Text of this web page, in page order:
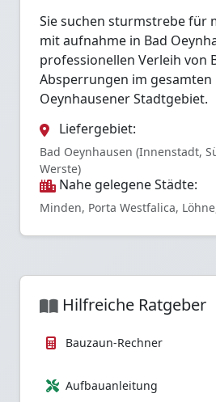
Sie suchen sturmstrebe für
mit aufnahme in Bad
professionellen Verleih von
Absperrungen im gesamten
Oeynhausener Stadtgebiet.
Liefergebiet:
Bad Oeynhausen (Innenstadt,
Werste)
Nahe gelegene Städte:
Minden, Porta Westfalica,
Hilfreiche Ratgeber
Bauzaun-Rechner
Aufbauanleitung